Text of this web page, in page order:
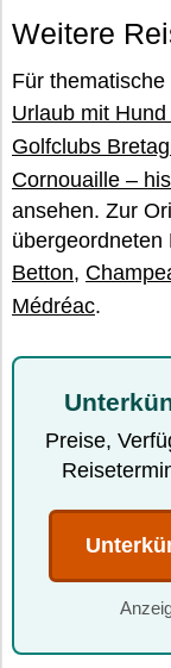
Weitere
Für
Urlaub mit
Golfclubs
Cornouaille –
ansehen. Zur
übergeordneten
Betton,
Médréac.
Preise,